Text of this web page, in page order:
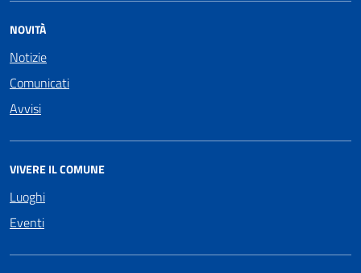
NOVITÀ
Notizie
Comunicati
Avvisi
VIVERE IL COMUNE
Luoghi
Eventi